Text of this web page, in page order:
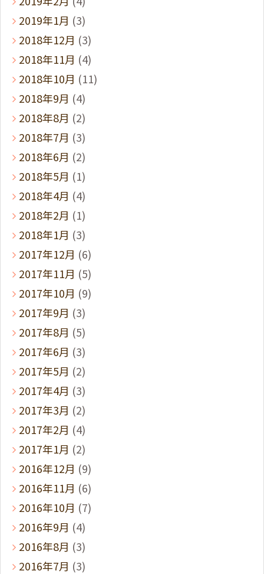
2019年1月 (3)
2018年12月 (3)
2018年11月 (4)
2018年10月 (11)
2018年9月 (4)
2018年8月 (2)
2018年7月 (3)
2018年6月 (2)
2018年5月 (1)
2018年4月 (4)
2018年2月 (1)
2018年1月 (3)
2017年12月 (6)
2017年11月 (5)
2017年10月 (9)
2017年9月 (3)
2017年8月 (5)
2017年6月 (3)
2017年5月 (2)
2017年4月 (3)
2017年3月 (2)
2017年2月 (4)
2017年1月 (2)
2016年12月 (9)
2016年11月 (6)
2016年10月 (7)
2016年9月 (4)
2016年8月 (3)
2016年7月 (3)